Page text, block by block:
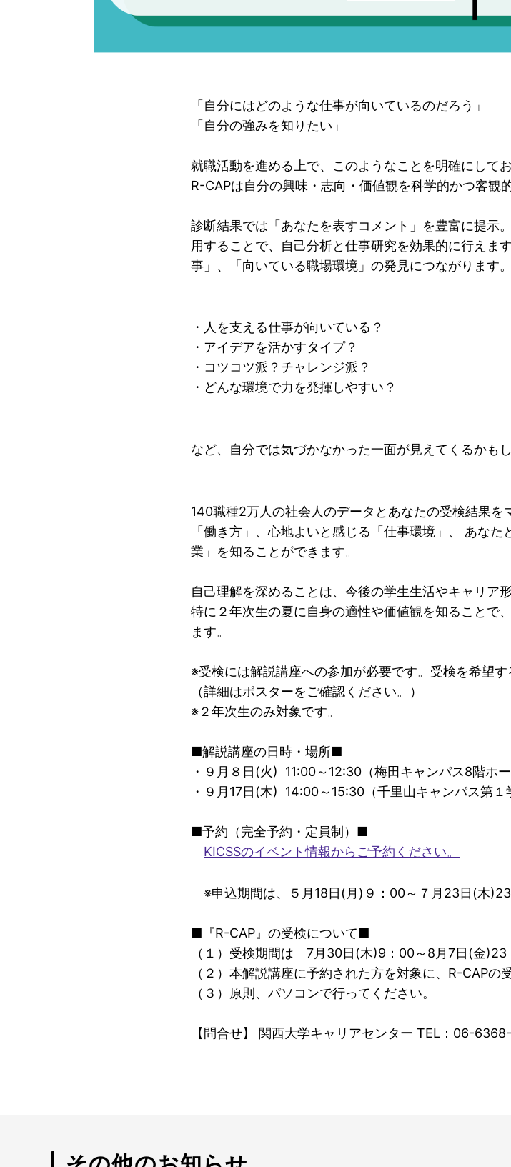
「自分にはどのような仕事が向いているのだろう」
「自分の強みを知りたい」
就職活動を進める上で、このようなことを明確にして
R-CAPは自分の興味・志向・価値観を科学的かつ客観
診断結果では「あなたを表すコメント」を豊富に提示
用することで、自己分析と仕事研究を効果的に行えま
事」、「向いている職場環境」の発見につながります。
・人を支える仕事が向いている？
・アイデアを活かすタイプ？
・コツコツ派？チャレンジ派？
・どんな環境で力を発揮しやすい？
など、自分では気づかなかった一面が見えてくるかもし
140職種2万人の社会人のデータとあなたの受検結果
「働き方」、心地よいと感じる「仕事環境」、 あな
業」を知ることができます。
自己理解を深めることは、今後の学生生活やキャリア
特に２年次生の夏に自身の適性や価値観を知ることで
ます。
※受検には解説講座への参加が必要です。受検を希望
（詳細はポスターをご確認ください。）
※２年次生のみ対象です。
■解説講座の日時・場所■
・９月８日(火) 11:00～12:30（梅田キャンパス8階ホー
・９月17日(木) 14:00～15:30（千里山キャンパス第１
■予約（完全予約・定員制）■
KICSSのイベント情報からご予約ください。
※申込期間は、５月18日(月)９：00～７月23日(木)23
■『R-CAP』の受検について■
（１）受検期間は 7月30日(木)9：00～8月7日(金)23
（２）本解説講座に予約された方を対象に、R-CAPの
（３）原則、パソコンで行ってください。
【問合せ】 関西大学キャリアセンター TEL：06-